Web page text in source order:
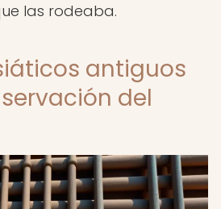
las rodeaba.
antiguos
del